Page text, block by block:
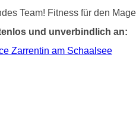
Team! Fitness für den
und unverbindlich an:
Zarrentin am Schaalsee